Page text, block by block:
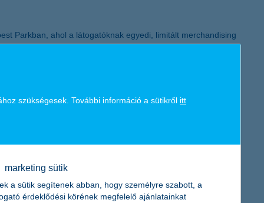
Parkban, ahol a látogatóknak egyedi, limitált merchandising
a nyári szezon során a K&H által támogatottAfter Party
egyedi pólók, vászontáskák és dedikált fotóalbumok
gyorsított belépést - biztosít a június 14-15-i
szükségesek. További információ a sütikről itt
marketing sütik
a sütik segítenek abban, hogy személyre szabott, a
érdeklődési körének megfelelő ajánlatainkat